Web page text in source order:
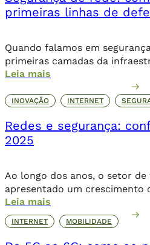
primeiras linhas de
Quando falamos em
primeiras camadas da
apenas uma ação preventiva,
continuidade dos negócios. A
das ameaças e o volume de
acordo com relatório da IBM
Leia mais
INOVAÇÃO INTERNET
Redes e segurança:
2025
Ao longo dos anos, o setor
apresentado um crescimento
principalmente quando se
dois principais pilares da
apontam que, até 2028, 91%
pretendem expandir seus
Leia mais
INTERNET MOBILIDADE